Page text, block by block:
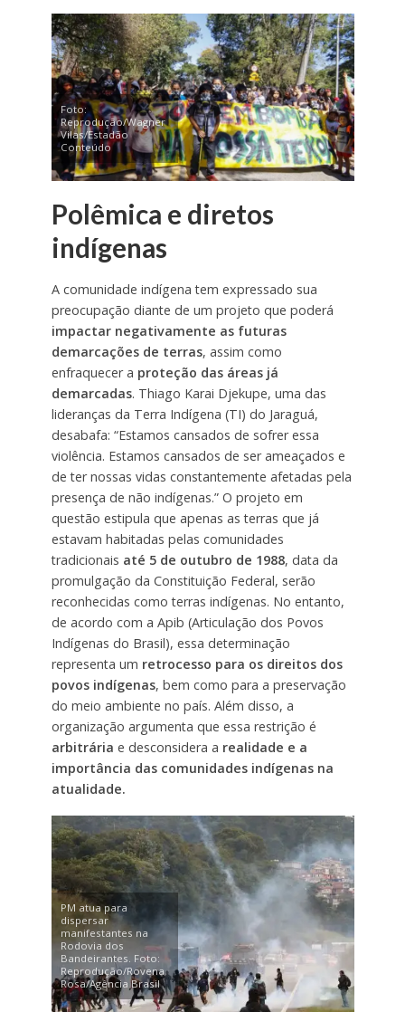
Foto:
Reprodução/Wagner
Vilas/Estadão
Conteúdo
Polêmica e diretos
indígenas
A comunidade indígena tem expressado sua
preocupação diante de um projeto que poderá
impactar negativamente as futuras
demarcações de terras, assim como
enfraquecer a proteção das áreas já
demarcadas. Thiago Karai Djekupe, uma das
lideranças da Terra Indígena (TI) do Jaraguá,
desabafa: “Estamos cansados de sofrer essa
violência. Estamos cansados de ser ameaçados e
de ter nossas vidas constantemente afetadas pela
presença de não indígenas.” O projeto em
questão estipula que apenas as terras que já
estavam habitadas pelas comunidades
tradicionais até 5 de outubro de 1988, data da
promulgação da Constituição Federal, serão
reconhecidas como terras indígenas. No entanto,
de acordo com a Apib (Articulação dos Povos
Indígenas do Brasil), essa determinação
representa um retrocesso para os direitos dos
povos indígenas, bem como para a preservação
do meio ambiente no país. Além disso, a
organização argumenta que essa restrição é
arbitrária e desconsidera a realidade e a
importância das comunidades indígenas na
atualidade.
PM atua para
dispersar
manifestantes na
Rodovia dos
Bandeirantes. Foto:
Reprodução/Rovena
Rosa/Agência Brasil